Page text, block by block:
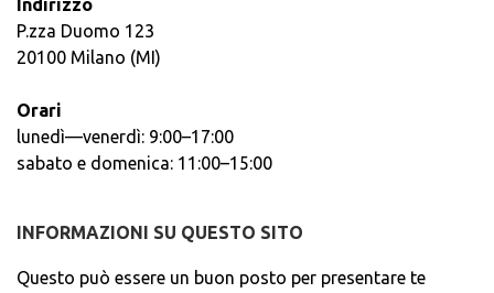
Indirizzo
P.zza Duomo 123
20100 Milano (MI)
Orari
lunedì—venerdì: 9:00–17:00
sabato e domenica: 11:00–15:00
INFORMAZIONI SU QUESTO SITO
Questo può essere un buon posto per presentare te